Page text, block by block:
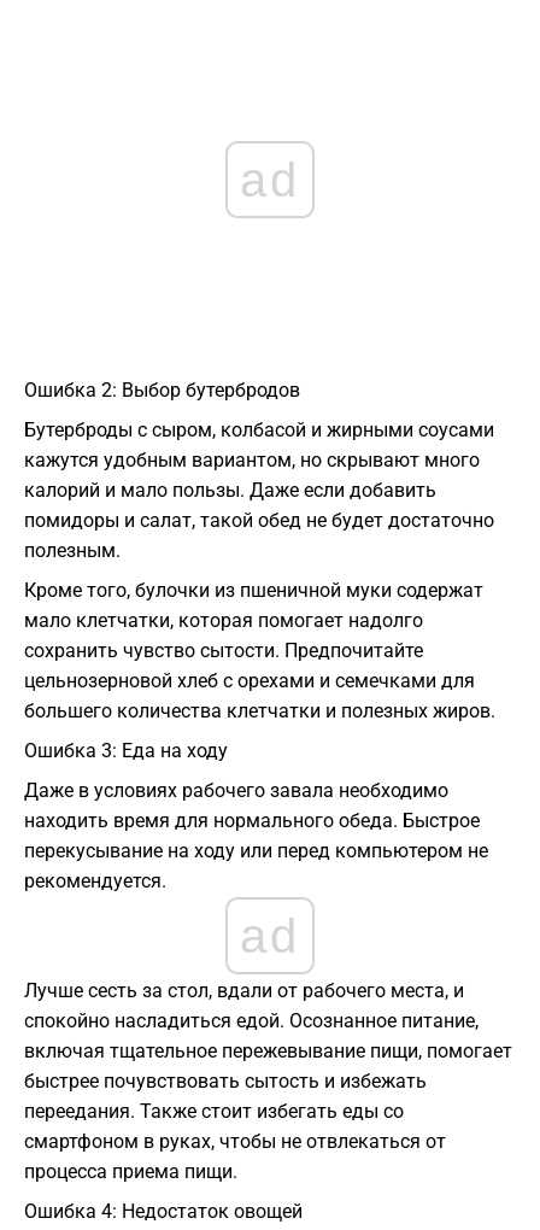
ad
Ошибка 2: Выбор бутербродов
Бутерброды с сыром, колбасой и жирными соусами
кажутся удобным вариантом, но скрывают много
калорий и мало пользы. Даже если добавить
помидоры и салат, такой обед не будет достаточно
полезным.
Кроме того, булочки из пшеничной муки содержат
мало клетчатки, которая помогает надолго
сохранить чувство сытости. Предпочитайте
цельнозерновой хлеб с орехами и семечками для
большего количества клетчатки и полезных жиров.
Ошибка 3: Еда на ходу
Даже в условиях рабочего завала необходимо
находить время для нормального обеда. Быстрое
перекусывание на ходу или перед компьютером не
рекомендуется.
ad
Лучше сесть за стол, вдали от рабочего места, и
спокойно насладиться едой. Осознанное питание,
включая тщательное пережевывание пищи, помогает
быстрее почувствовать сытость и избежать
переедания. Также стоит избегать еды со
смартфоном в руках, чтобы не отвлекаться от
процесса приема пищи.
Ошибка 4: Недостаток овощей